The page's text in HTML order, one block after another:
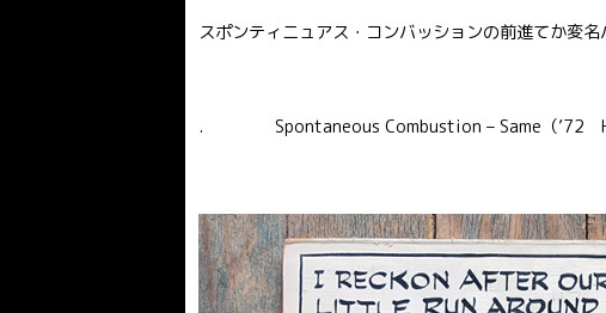
スポンティニュアス・コンバッションの前進てか変
. Spontaneous Combustion – Same（’72